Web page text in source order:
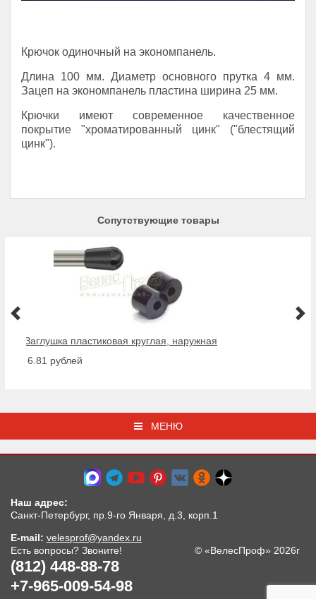
Крючок одиночный на экономпанель.
Длина 100 мм. Диаметр основного прутка 4 мм.
Зацеп на экономпанель пластина ширина 25 мм.
Крючки имеют современное качественное
покрытие "хроматированный цинк" ("блестящий
цинк").
Сопутствующие товары
Заглушка пластиковая круглая, наружная
от 6.81 рублей
МЕНЮ
Наш адрес:
Санкт-Петербург, пр.9-го Января, д.3, корп.1
E-mail: velesprof@yandex.ru
Есть вопросы? Звоните!
(812) 448-88-78
+7-965-009-54-98
© «ВелесПроф» 2026г